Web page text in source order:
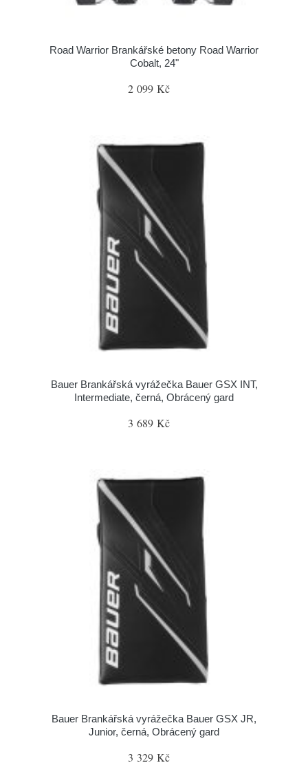
Road Warrior Brankářské betony Road Warrior
Cobalt, 24"
2 099 Kč
Bauer Brankářská vyrážečka Bauer GSX INT,
Intermediate, černá, Obrácený gard
3 689 Kč
Bauer Brankářská vyrážečka Bauer GSX JR,
Junior, černá, Obrácený gard
3 329 Kč